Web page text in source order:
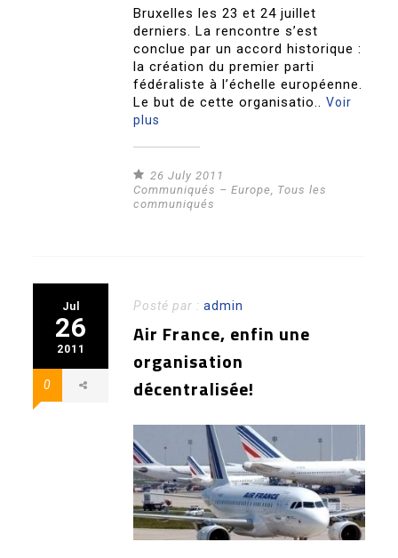
Bruxelles les 23 et 24 juillet
derniers. La rencontre s’est
conclue par un accord historique :
la création du premier parti
fédéraliste à l’échelle européenne.
Le but de cette organisatio..Voir
plus
26 July 2011
Communiqués – Europe, Tous les
communiqués
Jul
26
2011
0
Posté par :admin
Air France, enfin une
organisation
décentralisée!